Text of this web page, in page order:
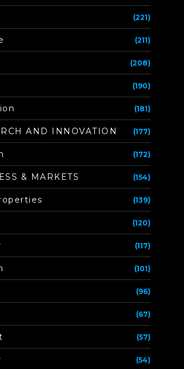
(221)
(211)
(208)
(190)
(181)
AND INNOVATION (177)
(172)
& MARKETS (154)
(139)
(120)
(117)
(101)
(96)
(67)
(57)
(54)